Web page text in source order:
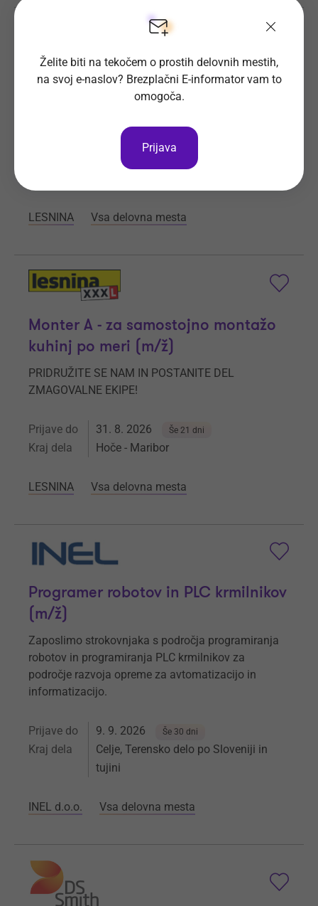
Skladiščnik (m/ž)
Pridružite se nam in postanite del zmagovalne
31. 8. 2026 Še 21 dni
LESNINA Vsa delovna mesta
Monter A - za samostojno montažo
kuhinj po meri (m/ž)
PRIDRUŽITE SE NAM IN POSTANITE DEL
ZMAGOVALNE EKIPE!
Prijave do 31. 8. 2026 Še 21 dni
Kraj dela Hoče - Maribor
LESNINA Vsa delovna mesta
Programer robotov in PLC krmilnikov
(m/ž)
Zaposlimo strokovnjaka s področja programiranja
robotov in programiranja PLC krmilnikov za
področje razvoja opreme za avtomatizacijo in
informatizacijo.
Prijave do 9. 9. 2026 Še 30 dni
Kraj dela
Celje, Terensko delo po Sloveniji in
tujini
INEL d.o.o. Vsa delovna mesta
Želite biti na tekočem o prostih delovnih mestih,
na svoj e-naslov? Brezplačni E-informator vam to
omogoča.
Prijava